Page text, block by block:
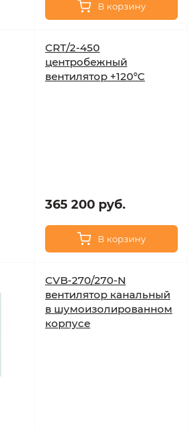
В корзину
CRT/2-450
центробежный
вентилятор +120°C
365 200 руб.
В корзину
CVB-270/270-N
вентилятор канальный
в шумоизолированном
корпусе